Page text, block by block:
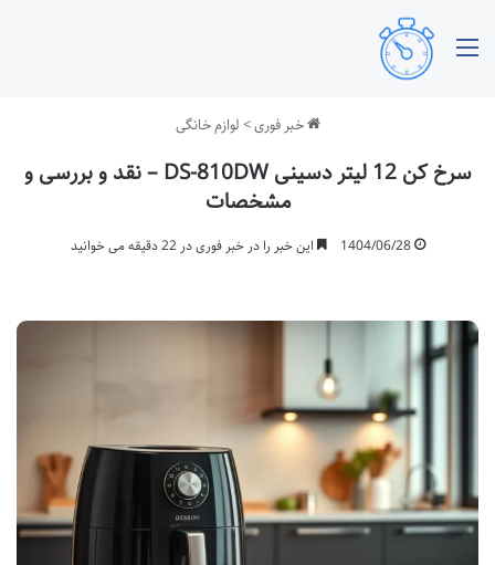
خبر فوری> لوازم خانگی
سرخ کن 12 لیتر دسینی DS-810DW – نقد و بررسی و
مشخصات
1404/06/28 این خبر را در خبر فوری در 22 دقیقه می خوانید